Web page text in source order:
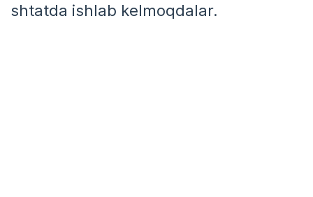
shtatda ishlab kelmoqdalar.